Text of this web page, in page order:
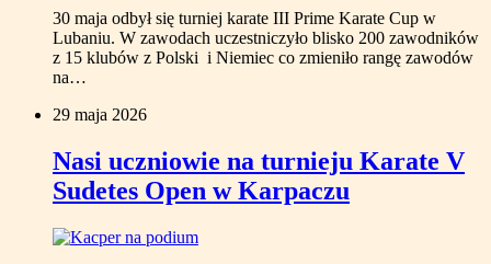
30 maja odbył się turniej karate III Prime Karate Cup w
Lubaniu. W zawodach uczestniczyło blisko 200 zawodników
z 15 klubów z Polski i Niemiec co zmieniło rangę zawodów
na…
29 maja 2026
Nasi uczniowie na turnieju Karate V
Sudetes Open w Karpaczu